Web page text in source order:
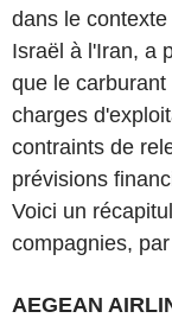
dans le
Israël à l'Iran, a
que le
charges
contraints de
prévisions
Voici un
compagnies,
AEGEAN